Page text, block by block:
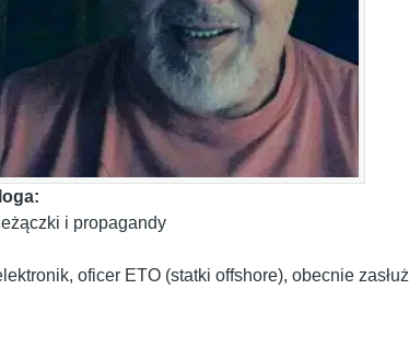
i propagandy
oficer ETO (statki offshore), obecnie